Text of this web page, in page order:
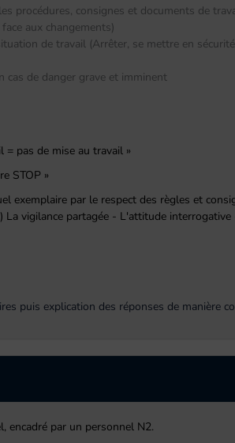
procédures, consignes et documents de
aux changements)
de travail (Arrêter, se mettre en
cas de danger grave et imminent
pas de mise au travail »
STOP »
exemplaire par le respect des règles et
vigilance partagée - L'attitude
puis explication des réponses de manière
encadré par un personnel N2.